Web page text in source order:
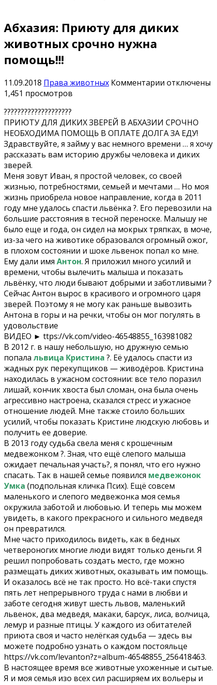
Абхазия: Приюту для диких
животных срочно нужна
помощь!!!
11.09.2018 Права животных Комментарии к
для
диких
животных
срочно
помощь!!!
отключены
1,451 просмотров
????????????????????
ПРИЮТУ ДЛЯ ДИКИХ ЗВЕРЕЙ В АБХАЗИИ СРОЧНО
НЕОБХОДИМА ПОМОЩЬ В ОПЛАТЕ ДОЛГА ЗА ЕДУ!
Здравствуйте, я займу у вас немного времени … я хочу
рассказать вам историю дружбы человека и диких
зверей.
Меня зовут Иван, я простой человек, со своей
жизнью, потребностями, семьей и мечтами … Но моя
жизнь приобрела новое направление, когда в 2011
году мне удалось спасти львёнка ?. Его перевозили на
большие расстояния в тесной переноске. Малышу не
было еще и года, он сидел на мокрых тряпках, в моче,
из-за чего на животике образовался огромный ожог,
в плохом состоянии и шоке львенок попал ко мне.
Ему дали имя Антон. Я приложил много усилий и
времени, чтобы вылечить малыша и показать
львёнку, что люди бывают добрыми и заботливыми ?
Сейчас Антон вырос в красивого и огромного царя
зверей. Поэтому я не могу как раньше вывозить
Антона в горы и на речки, чтобы он мог погулять в
удовольствие
ВИДЕО ► ttps://vk.com/video-46548855_163981082
В 2012 г. в нашу небольшую, но дружную семью
попала львица Кристина ?. Её удалось спасти из
жадных рук перекупщиков — живодёров. Кристина
находилась в ужасном состоянии: все тело поразил
лишай, кончик хвоста был сломан, она была очень
агрессивно настроена, сказался стресс и ужасное
отношение людей. Мне также стоило больших
усилий, чтобы показать Кристине людскую любовь и
получить ее доверие.
В 2013 году судьба свела меня с крошечным
медвежонком ?. Зная, что ещё слепого малыша
ожидает печальная участь?, я понял, что его нужно
спасать. Так в нашей семье появился медвежонок
Умка (подпольная кличка Псих). Ещё совсем
маленького и слепого медвежонка моя семья
окружила заботой и любовью. И теперь мы можем
увидеть, в какого прекрасного и сильного медведя
он превратился.
Мне часто приходилось видеть, как в бедных
четвероногих многие люди видят только деньги. Я
решил попробовать создать место, где можно
размещать диких животных, оказывать им помощь.
И оказалось всё не так просто. Но всё-таки спустя
пять лет непрерывного труда с нами в любви и
заботе сегодня живут шесть львов, маленький
львенок, два медведя, макаки, ​​барсук, лиса, волчица,
лемур и разные птицы. У каждого из обитателей
приюта своя и часто нелёгкая судьба — здесь вы
можете подробно узнать о каждом постояльце
https://vk.com/levanton?z=album-46548855_256418463.
В настоящее время все животные ухоженные и сытые.
Я и моя семья изо всех сил расширяем их вольеры и